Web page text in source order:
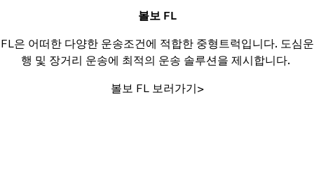
볼보 FL
FL은 어떠한 다양한 운송조건에 적합한 중형트럭입니다. 도심운
행 및 장거리 운송에 최적의 운송 솔루션을 제시합니다.
볼보 FL 보러가기>